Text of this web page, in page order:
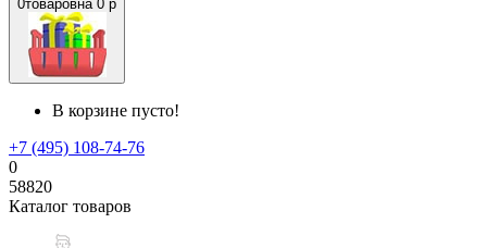
0товаровна 0 р
В корзине пусто!
+7 (495) 108-74-76
0
58820
Каталог товаров